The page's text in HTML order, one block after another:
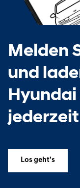
Melden
und
Los geht’s